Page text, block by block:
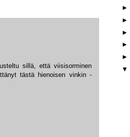
sillä, että viisisorminen
tästä hienoisen vinkin -
►
►
►
►
►
▼